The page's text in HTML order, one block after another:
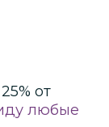
25% от
любые